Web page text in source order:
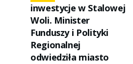
inwestycje w Stalowej
Woli. Minister
Funduszy i Polityki
Regionalnej
odwiedziła miasto